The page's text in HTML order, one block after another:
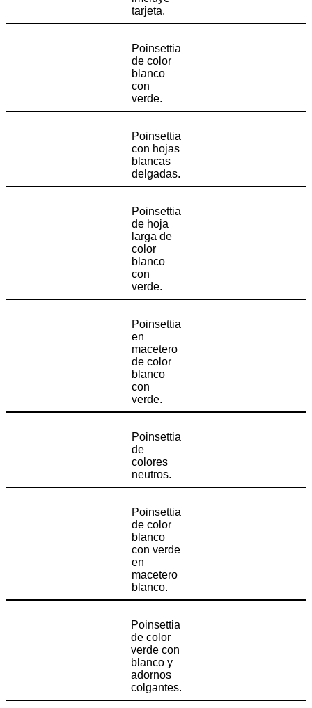
tarjeta.
Poinsettia
de color
blanco
con
verde.
Poinsettia
con hojas
blancas
delgadas.
Poinsettia
de hoja
larga de
color
blanco
con
verde.
Poinsettia
en
macetero
de color
blanco
con
verde.
Poinsettia
de
colores
neutros.
Poinsettia
de color
blanco
con verde
en
macetero
blanco.
Poinsettia
de color
verde con
blanco y
adornos
colgantes.